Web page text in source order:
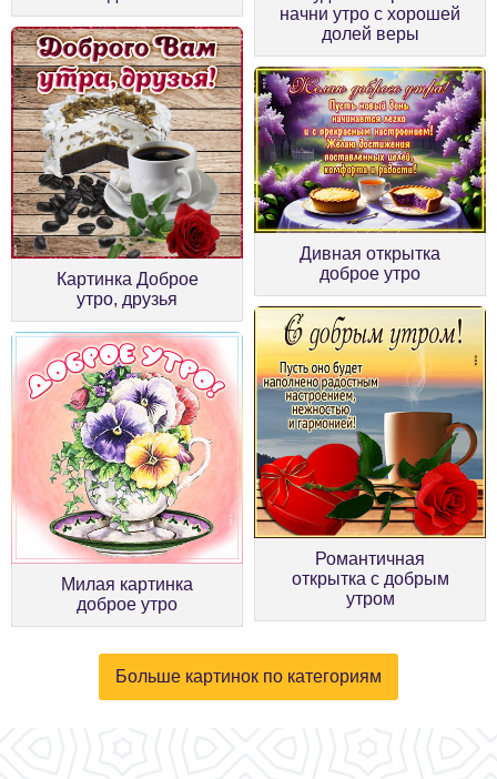
начни утро с хорошей
долей веры
Картинка Доброе
утро, друзья
Дивная открытка
доброе утро
Милая картинка
доброе утро
Романтичная
открытка с добрым
утром
Больше картинок по категориям